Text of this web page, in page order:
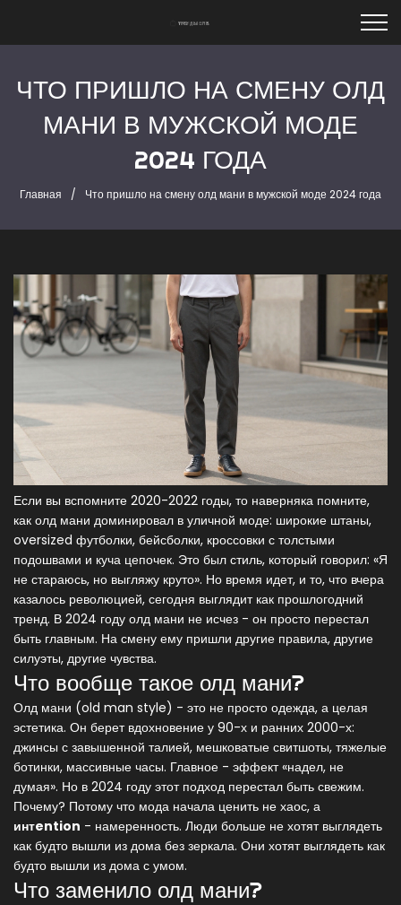
ЧТО ПРИШЛО НА СМЕНУ ОЛД
МАНИ В МУЖСКОЙ МОДЕ
2024 ГОДА
Главная Что пришло на смену олд мани в мужской моде 2024 года
Если вы вспомните 2020-2022 годы, то наверняка помните,
как олд мани доминировал в уличной моде: широкие штаны,
oversized футболки, бейсболки, кроссовки с толстыми
подошвами и куча цепочек. Это был стиль, который говорил: «Я
не стараюсь, но выгляжу круто». Но время идет, и то, что вчера
казалось революцией, сегодня выглядит как прошлогодний
тренд. В 2024 году олд мани не исчез - он просто перестал
быть главным. На смену ему пришли другие правила, другие
силуэты, другие чувства.
Что вообще такое олд мани?
Олд мани (old man style) - это не просто одежда, а целая
эстетика. Он берет вдохновение у 90-х и ранних 2000-х:
джинсы с завышенной талией, мешковатые свитшоты, тяжелые
ботинки, массивные часы. Главное - эффект «надел, не
думая». Но в 2024 году этот подход перестал быть свежим.
Почему? Потому что мода начала ценить не хаос, а
интention - намеренность. Люди больше не хотят выглядеть
как будто вышли из дома без зеркала. Они хотят выглядеть как
будто вышли из дома с умом.
Что заменило олд мани?